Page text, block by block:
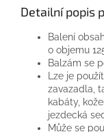
Detailní popis
Balení
o objemu
Balzám se
Lze je
zavazadla,
kabáty,
jezdecká
Může se